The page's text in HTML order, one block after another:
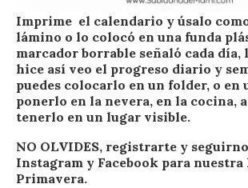
Imprime el calendario y úsalo
lámino o lo colocó en una funda
marcador borrable señaló cada día,
hice así veo el progreso diario y
puedes colocarlo en un folder, o en
ponerlo en la nevera, en la cocina,
tenerlo en un lugar visible.
NO OLVIDES, registrarte y
Instagram y Facebook para nuestra
Primavera.